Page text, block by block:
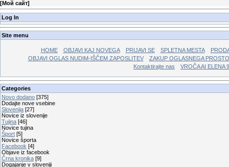
[Мой сайт]
Log In
Site menu
HOME OBJAVI KAJ NOVEGA PRIJAVI SE SPLETNA MESTA
OBJAVI OGLAS NUDIM-IŠČEM ZAPOSLITEV
ZAKUP OGLASNEGA
Kontaktirajte nas
VROČA AI ELENA
Categories
Novo dodano [375]
Dodajte nove vsebine
Slovenija [27]
Novice iz slovenije
Tujina [46]
Novice tujina
Šport [5]
Novice športa
Facebook [4]
Objave iz facebook
Črna kronika [9]
Dogajanje v sloveniji